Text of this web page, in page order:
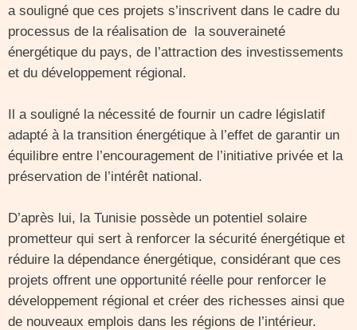
a souligné que ces projets s’inscrivent dans le cadre du
processus de la réalisation de la souveraineté
énergétique du pays, de l’attraction des investissements
et du développement régional.
Il a souligné la nécessité de fournir un cadre législatif
adapté à la transition énergétique à l’effet de garantir un
équilibre entre l’encouragement de l’initiative privée et la
préservation de l’intérêt national.
D’après lui, la Tunisie possède un potentiel solaire
prometteur qui sert à renforcer la sécurité énergétique et
réduire la dépendance énergétique, considérant que ces
projets offrent une opportunité réelle pour renforcer le
développement régional et créer des richesses ainsi que
de nouveaux emplois dans les régions de l’intérieur.